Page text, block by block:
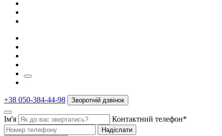
+38 050-384-44-98 Зворотній дзвінок
Ім'я Контактний телефон*
Надіслати